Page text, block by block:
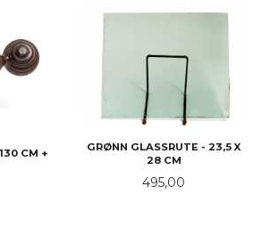
CM +
GRØNN GLASSRUTE - 23,5 X
28 CM
Pris
495,00